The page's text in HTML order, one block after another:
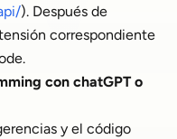
). Después de
correspondiente
con chatGPT o
y el código